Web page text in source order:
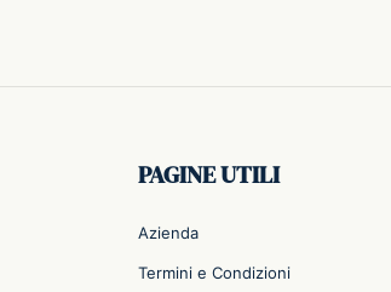
PAGINE UTILI
Azienda
Termini e Condizioni